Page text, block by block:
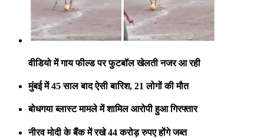
वीडियो में गाय फील्ड पर फुटबॉल खेलती नजर आ रही
मुंबई में 45 साल बाद ऐसी बारिश, 21 लोगों की मौत
बोधगया ब्लास्ट मामले में शामिल आरोपी हुआ गिरफ्तार
नीरव मोदी के बैंक में रखे 44 करोड़ रुपए होंगे जब्त